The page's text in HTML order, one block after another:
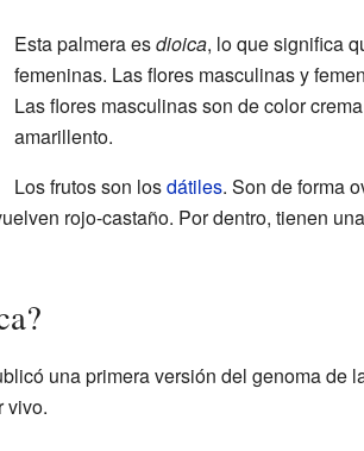
Esta palmera esdioica, lo que significa
femeninas. Las flores masculinas y
Las flores masculinas son de color
amarillento.
Los frutos son losdátiles. Son de forma
rojo-castaño. Por dentro, tienen
una primera versión del genoma de
vivo.